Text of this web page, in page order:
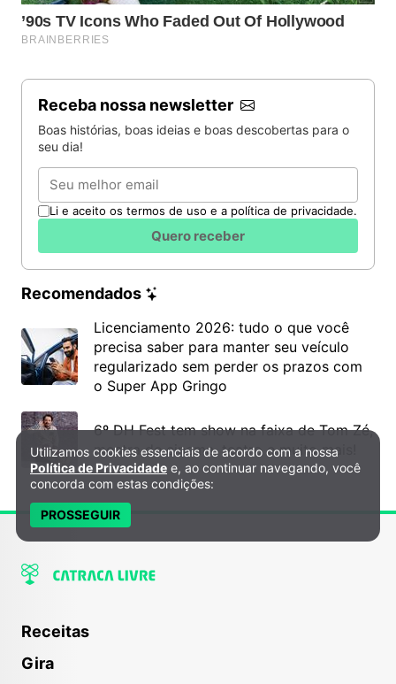
Receba nossa newsletter
Boas histórias, boas ideias e boas descobertas para o
seu dia!
Email
Li e aceito os termos de uso e a política de privacidade.
Quero receber
Recomendados
Licenciamento 2026: tudo o que você
precisa saber para manter seu veículo
regularizado sem perder os prazos com
o Super App Gringo
6º DH Fest tem show na faixa de Tom Zé,
mostra de cinema, teatro e muito mais!
Receitas
Gira
Política de Privacidade e Cookies
Utilizamos cookies essenciais de acordo com a nossa
Política de Privacidade e, ao continuar navegando, você
concorda com estas condições:
PROSSEGUIR